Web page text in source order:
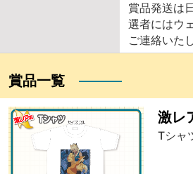
賞品発送は
選者にはウ
ご連絡いた
賞品一覧
激レ
Tシャ